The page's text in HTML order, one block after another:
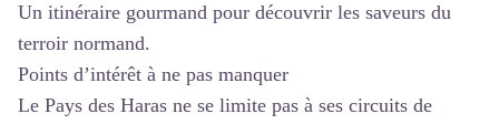
Un itinéraire gourmand pour découvrir les saveurs du
terroir normand.
Points d’intérêt à ne pas manquer
Le Pays des Haras ne se limite pas à ses circuits de